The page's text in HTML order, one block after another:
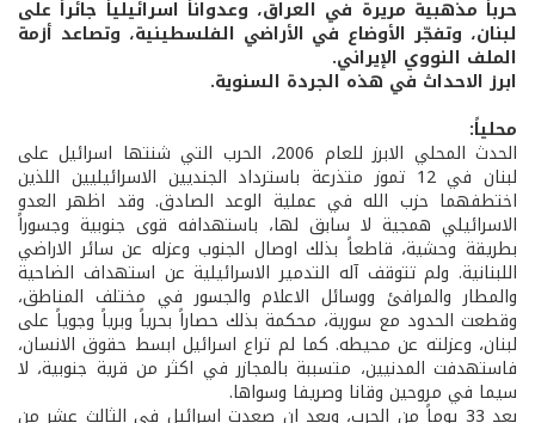
حرباً مذهبية مريرة في العراق، وعدواناً اسرائيلياً جائراً على
لبنان، وتفجّر الأوضاع في الأراضي الفلسطينية، وتصاعد أزمة
الملف النووي الإيراني.
ابرز الاحداث في هذه الجردة السنوية.
محلياً:
الحدث المحلي الابرز للعام 2006، الحرب التي شنتها اسرائيل على
لبنان في 12 تموز متذرعة باسترداد الجنديين الاسرائيليين اللذين
اختطفهما حزب الله في عملية الوعد الصادق. وقد اظهر العدو
الاسرائيلي همجية لا سابق لها، باستهدافه قوى جنوبية وجسوراً
بطريقة وحشية، قاطعاً بذلك اوصال الجنوب وعزله عن سائر الاراضي
اللبنانية. ولم تتوقف آله التدمير الاسرائيلية عن استهداف الضاحية
والمطار والمرافئ ووسائل الاعلام والجسور في مختلف المناطق،
وقطعت الحدود مع سورية، محكمة بذلك حصاراً بحرياً وبرياً وجوياً على
لبنان، وعزلته عن محيطه. كما لم تراع اسرائيل ابسط حقوق الانسان،
فاستهدفت المدنيين، متسببة بالمجازر في اكثر من قرية جنوبية، لا
سيما في مروحين وقانا وصريفا وسواها.
بعد 33 يوماً من الحرب، وبعد ان صعدت اسرائيل في الثالث عشر من